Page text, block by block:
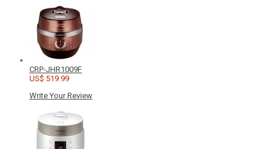
CRP-JHR1009F
US$ 519.99
Write Your Review